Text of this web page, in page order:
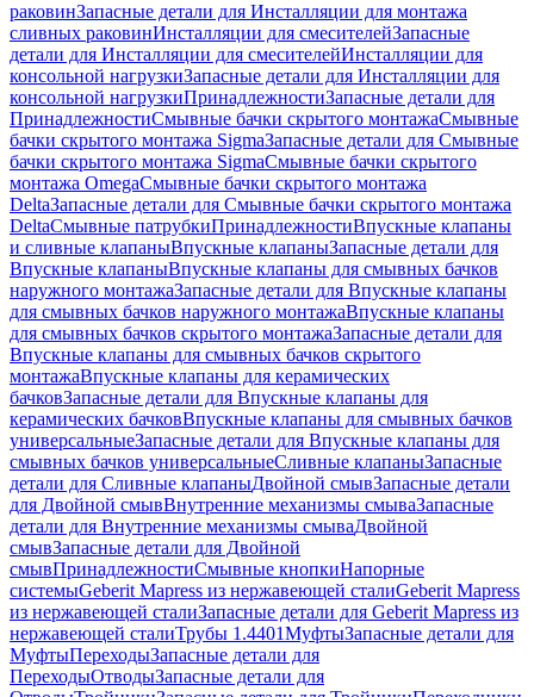
раковинЗапасные детали для Инсталляции для монтажа
сливных раковинИнсталляции для смесителейЗапасные
детали для Инсталляции для смесителейИнсталляции для
консольной нагрузкиЗапасные детали для Инсталляции для
консольной нагрузкиПринадлежностиЗапасные детали для
ПринадлежностиСмывные бачки скрытого монтажаСмывные
бачки скрытого монтажа SigmaЗапасные детали для Смывные
бачки скрытого монтажа SigmaСмывные бачки скрытого
монтажа OmegaСмывные бачки скрытого монтажа
DeltaЗапасные детали для Смывные бачки скрытого монтажа
DeltaСмывные патрубкиПринадлежностиВпускные клапаны
и сливные клапаныВпускные клапаныЗапасные детали для
Впускные клапаныВпускные клапаны для смывных бачков
наружного монтажаЗапасные детали для Впускные клапаны
для смывных бачков наружного монтажаВпускные клапаны
для смывных бачков скрытого монтажаЗапасные детали для
Впускные клапаны для смывных бачков скрытого
монтажаВпускные клапаны для керамических
бачковЗапасные детали для Впускные клапаны для
керамических бачковВпускные клапаны для смывных бачков
универсальныеЗапасные детали для Впускные клапаны для
смывных бачков универсальныеСливные клапаныЗапасные
детали для Сливные клапаныДвойной смывЗапасные детали
для Двойной смывВнутренние механизмы смываЗапасные
детали для Внутренние механизмы смываДвойной
смывЗапасные детали для Двойной
смывПринадлежностиСмывные кнопкиНапорные
системыGeberit Mapress из нержавеющей сталиGeberit Mapress
из нержавеющей сталиЗапасные детали для Geberit Mapress из
нержавеющей сталиТрубы 1.4401МуфтыЗапасные детали для
МуфтыПереходыЗапасные детали для
ПереходыОтводыЗапасные детали для